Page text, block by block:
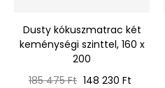
Dusty kókuszmatrac két
keménységi szinttel, 160 x
200
Normál
185 475 Ft Ár
148 230 Ft